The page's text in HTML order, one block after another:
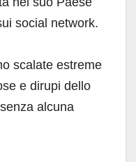
social network.
scalate estreme
e dirupi dello
alcuna